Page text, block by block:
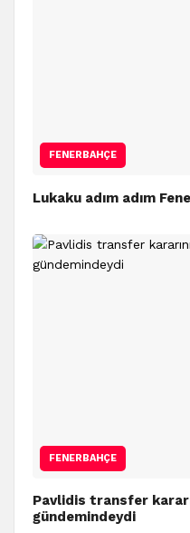
FENERBAHÇE
Lukaku adım adım
FENERBAHÇE
Pavlidis transfer
gündemindeydi